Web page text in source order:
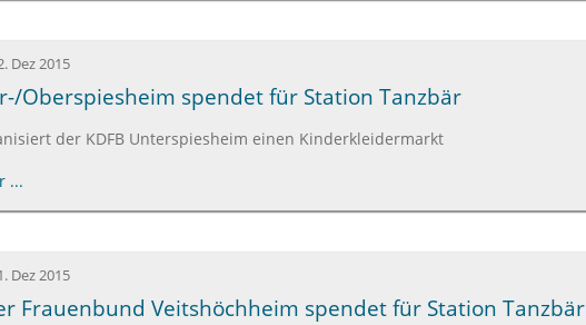
Dez 2015
Oberspiesheim spendet für Station Tanzbär
der KDFB Unterspiesheim einen Kinderkleidermarkt
...
Dez 2015
Frauenbund Veitshöchheim spendet für Station Tanzbär